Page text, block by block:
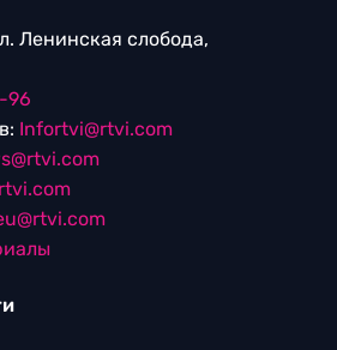
Ленинская слобода,
96
Infortvi@rtvi.com